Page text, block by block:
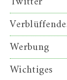
Werbung
Wichtiges